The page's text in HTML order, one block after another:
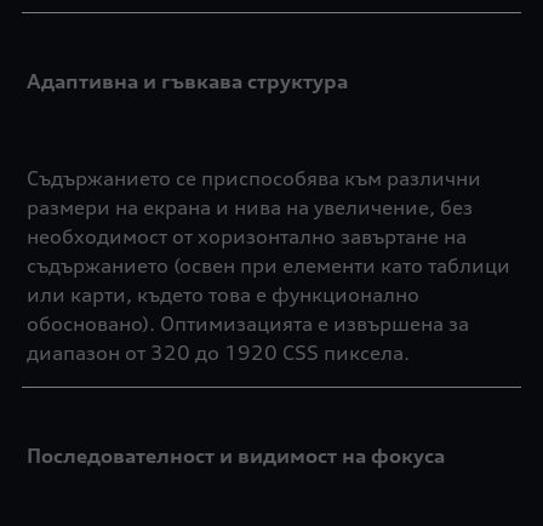
Адаптивна и гъвкава структура
Съдържанието се приспособява към различни
размери на екрана и нива на увеличение, без
необходимост от хоризонтално завъртане на
съдържанието (освен при елементи като таблици
или карти, където това е функционално
обосновано). Оптимизацията е извършена за
диапазон от 320 до 1920 CSS пиксела.
Последователност и видимост на фокуса